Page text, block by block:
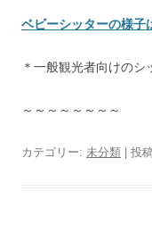
ベビーシッターの様子
＊一般観光者向けの
～～～～～～～～
カテゴリー: 未分類 | 投